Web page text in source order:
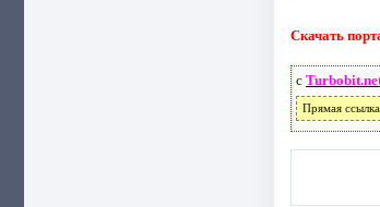
Скачать
с
Прямая